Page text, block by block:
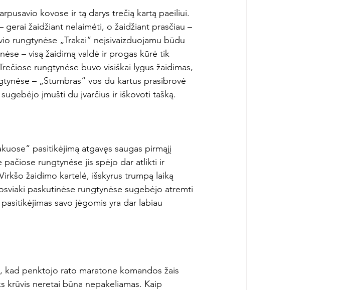
kovose ir tą darys trečią kartą paeiliui.
gerai žaidžiant nelaimėti, o žaidžiant prasčiau –
rungtynėse „Trakai“ neįsivaizduojamu būdu
– visą žaidimą valdė ir progas kūrė tik
rungtynėse buvo visiškai lygus žaidimas,
– „Stumbras“ vos du kartus prasibrovė
įmušti du įvarčius ir iškovoti tašką.
pasitikėjimą atgavęs saugas pirmąjį
pačiose rungtynėse jis spėjo dar atlikti ir
žaidimo kartelė, išskyrus trumpą laiką
paskutinėse rungtynėse sugebėjo atremti
savo jėgomis yra dar labiau
kad penktojo rato maratone komandos žais
krūvis neretai būna nepakeliamas. Kaip